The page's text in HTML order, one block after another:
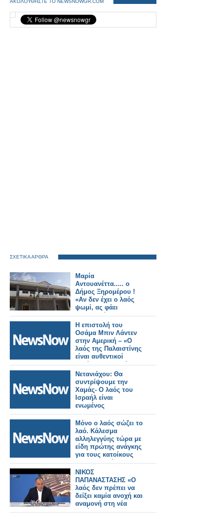
ΑΚΟΛΟΥΘΗΣΤΕ ΤΟ NEWSNOWGR.COM
ΣΧΕΤΙΚΑ ΑΡΘΡΑ
Μαρία
Αντουανέττα..... ο
Δήμος Ξηρομέρου !
«Αν δεν έχει ο λαός
ψωμί, ας φάει
παντεσπάνι»
Η επιστολή του
Οσάμα Μπιν Λάντεν
στην Αμερική – «Ο
λαός της Παλαιστίνης
είναι αυθεντικοί
Σημίτες, κληρονόμοι
της πραγματικής
Τορά»
Νετανιάχου: Θα
συντρίψουμε την
Χαμάς- Ο λαός του
Ισραήλ είναι
ενωμένος
Μόνο ο λαός σώζει το
λαό. Κάλεσμα
αλληλεγγύης τώρα με
είδη πρώτης ανάγκης
για τους κατοίκους
της Θεσσαλίας
ΝΙΚΟΣ
ΠΑΠΑΝΑΣΤΑΣΗΣ «Ο
λαός δεν πρέπει να
δείξει καμία ανοχή και
αναμονή στη νέα
κυβέρνηση»